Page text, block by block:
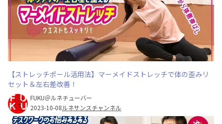
【ストレッチポール活用法】マーメイドストレッチで体の歪みリ
セット＆左右差改善！
FUKU＠ルネチューバー
2023-10-08ルネサンスチャンネル